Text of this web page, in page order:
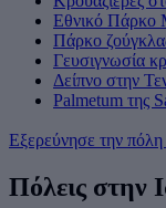
Εθνικό Πάρκο
Πάρκο
Γευσιγνωσία
Δείπνο στην
Palmetum της
Εξερεύνησε την πόλη
Πόλεις στην